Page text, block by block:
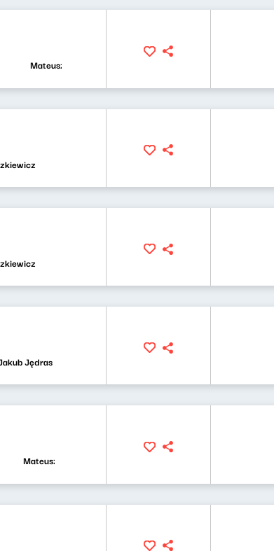
Mateusz Andruszkiewicz, Zuzanna Iłenda
Jędras
Mateusz Andruszkiewicz, Zuzanna Iłenda